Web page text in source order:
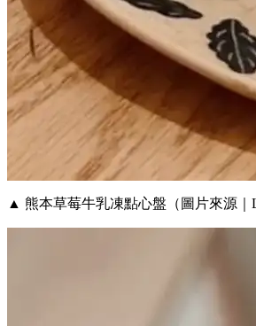
▲ 熊本草莓牛乳凍點心盤（圖片來源｜